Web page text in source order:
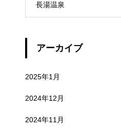
長湯温泉
アーカイブ
2025年1月
2024年12月
2024年11月